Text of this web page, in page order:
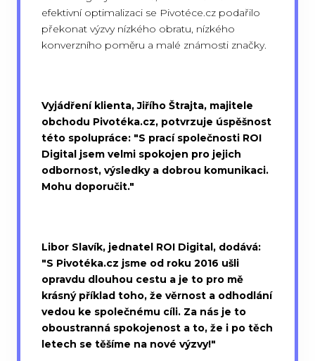
efektivní optimalizaci se Pivotéce.cz podařilo
překonat výzvy nízkého obratu, nízkého
konverzního poměru a malé známosti značky.
Vyjádření klienta, Jiřího Štrajta, majitele
obchodu Pivotéka.cz, potvrzuje úspěšnost
této spolupráce: "S prací společnosti ROI
Digital jsem velmi spokojen pro jejich
odbornost, výsledky a dobrou komunikaci.
Mohu doporučit."
Libor Slavík, jednatel ROI Digital, dodává:
"S Pivotéka.cz jsme od roku 2016 ušli
opravdu dlouhou cestu a je to pro mě
krásný příklad toho, že věrnost a odhodlání
vedou ke společnému cíli. Za nás je to
oboustranná spokojenost a to, že i po těch
letech se těšíme na nové výzvy!"